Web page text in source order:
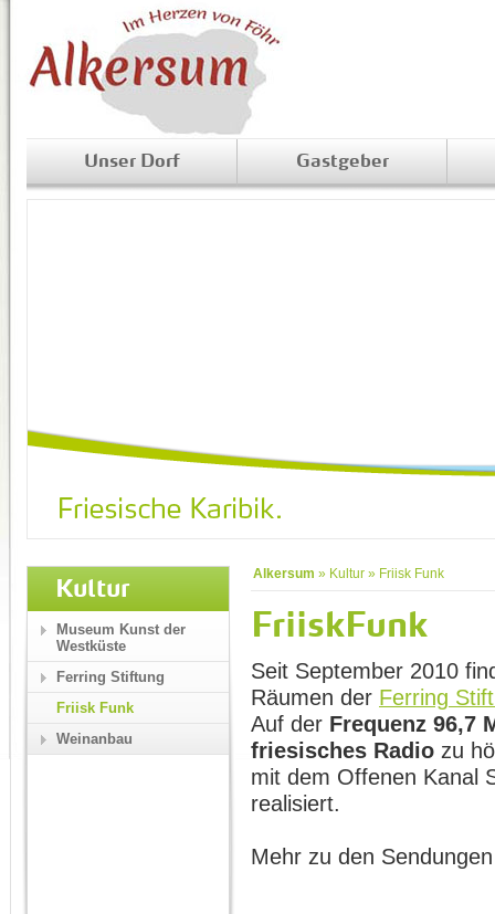
Unser Dorf Gastgeber
Alkersum » Kultur » Friisk Funk
FriiskFunk
Seit September 2010
Räumen der Ferring
Auf der Frequenz 96,7
friesisches Radio zu
mit dem Offenen Kanal
realisiert.
Mehr zu den
Kultur
Museum Kunst der
Westküste
Ferring Stiftung
Friisk Funk
Weinanbau